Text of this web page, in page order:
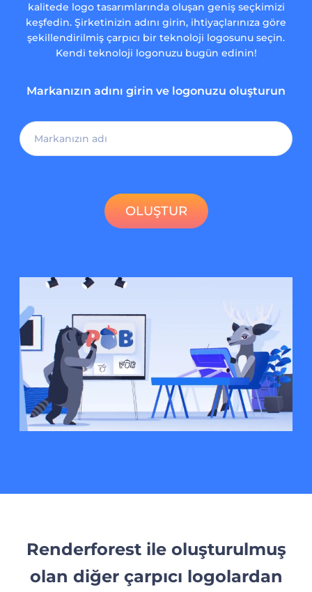
kalitede logo tasarımlarında oluşan geniş seçkimizi
keşfedin. Şirketinizin adını girin, ihtiyaçlarınıza göre
şekillendirilmiş çarpıcı bir teknoloji logosunu seçin.
Kendi teknoloji logonuzu bugün edinin!
Markanızın adını girin ve logonuzu oluşturun
OLUŞTUR
Renderforest ile oluşturulmuş
olan diğer çarpıcı logolardan